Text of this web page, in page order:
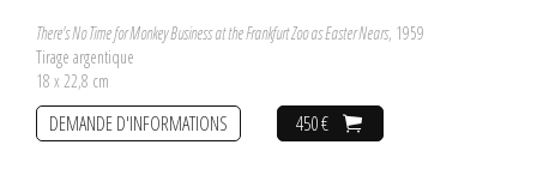
There's No Time for Monkey Business at the Frankfurt Zoo as Easter Nears, 1959
Tirage argentique
18 x 22,8 cm
450 €
DEMANDE D'INFORMATIONS